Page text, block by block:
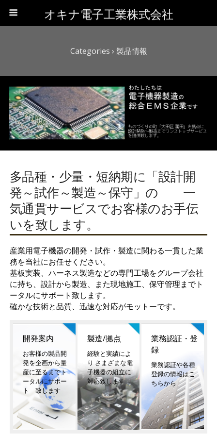
オキナ電子工業株式会社
Categories › 製品情報
多品種・少量・短納期に「設計開
発～試作～製造～保守」の 一
気通貫サービスでお客様のお手伝
いを致します。
産業用電子機器の開発・試作・製造に関わる一貫した業
務を当社にお任せください。
基板実装、ハーネス製造などの専門工場をグループ会社
に持ち、設計から製造、また現地施工、保守管理までト
ータルにサポート致します。
確かな技術と品質、迅速な対応がモットーです。
開発案内
お客様の製品開
発を企画から量
産に至るまでト
ータルにサポー
ト 致します
製造/拠点
経験と実績によ
り さまざまな電
子機器の組立に
対応致します
業務認証・登
録
業務認証や各種
登録の情報はこ
ちらから